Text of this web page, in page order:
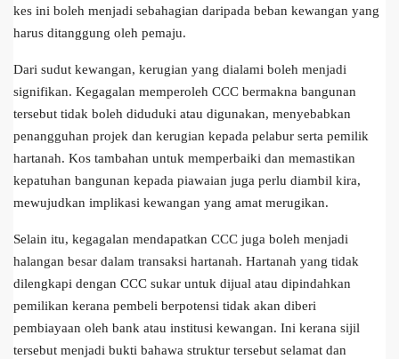
kes ini boleh menjadi sebahagian daripada beban kewangan yang
harus ditanggung oleh pemaju.
Dari sudut kewangan, kerugian yang dialami boleh menjadi
signifikan. Kegagalan memperoleh CCC bermakna bangunan
tersebut tidak boleh diduduki atau digunakan, menyebabkan
penangguhan projek dan kerugian kepada pelabur serta pemilik
hartanah. Kos tambahan untuk memperbaiki dan memastikan
kepatuhan bangunan kepada piawaian juga perlu diambil kira,
mewujudkan implikasi kewangan yang amat merugikan.
Selain itu, kegagalan mendapatkan CCC juga boleh menjadi
halangan besar dalam transaksi hartanah. Hartanah yang tidak
dilengkapi dengan CCC sukar untuk dijual atau dipindahkan
pemilikan kerana pembeli berpotensi tidak akan diberi
pembiayaan oleh bank atau institusi kewangan. Ini kerana sijil
tersebut menjadi bukti bahawa struktur tersebut selamat dan